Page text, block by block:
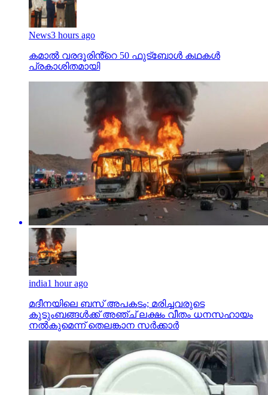
News3 hours ago
കമാൽ വരദൂരിൻ്റെ 50 ഫുട്ബോൾ കഥകൾ
പ്രകാശിതമായി
india1 hour ago
മദീനയിലെ ബസ് അപകടം; മരിച്ചവരുടെ
കുടുംബങ്ങള്‍ക്ക് അഞ്ച് ലക്ഷം വീതം ധനസഹായം
നല്‍കുമെന്ന് തെലങ്കാന സര്‍ക്കാര്‍